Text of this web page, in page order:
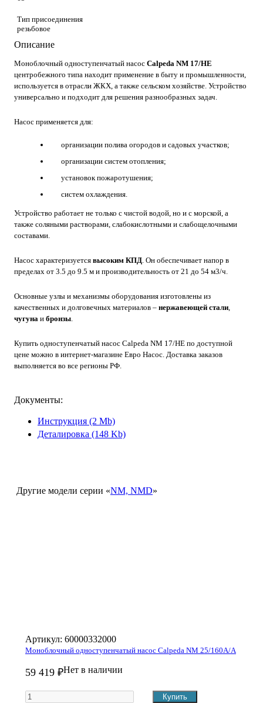
Тип присоединения
резьбовое
Описание
Моноблочный одноступенчатый насос Calpeda NM 17/HE
центробежного типа находит применение в быту и промышленности,
используется в отрасли ЖКХ, а также сельском хозяйстве. Устройство
универсально и подходит для решения разнообразных задач.
Насос применяется для:
организации полива огородов и садовых участков;
организации систем отопления;
установок пожаротушения;
систем охлаждения.
Устройство работает не только с чистой водой, но и с морской, а
также соляными растворами, слабокислотными и слабощелочными
составами.
Насос характеризуется высоким КПД. Он обеспечивает напор в
пределах от 3.5 до 9.5 м и производительность от 21 до 54 м3/ч.
Основные узлы и механизмы оборудования изготовлены из
качественных и долговечных материалов – нержавеющей стали,
чугуна и бронзы.
Купить одноступенчатый насос Calpeda NM 17/HE по доступной
цене можно в интернет-магазине Евро Насос. Доставка заказов
выполняется во все регионы РФ.
Документы:
Инструкция (2 Mb)
Деталировка (148 Kb)
Другие модели серии «NM, NMD»
Артикул: 60000332000
Моноблочный одноступенчатый насос Calpeda NM 25/160A/A
59 419 ₽Нет в наличии